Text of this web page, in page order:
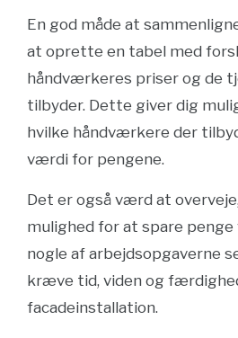
En god måde at
at oprette en tabel med
håndværkeres priser og de
tilbyder. Dette giver dig
hvilke håndværkere der
værdi for pengene.
Det er også værd at
mulighed for at spare penge
nogle af arbejdsopgaverne
kræve tid, viden og
facadeinstallation.